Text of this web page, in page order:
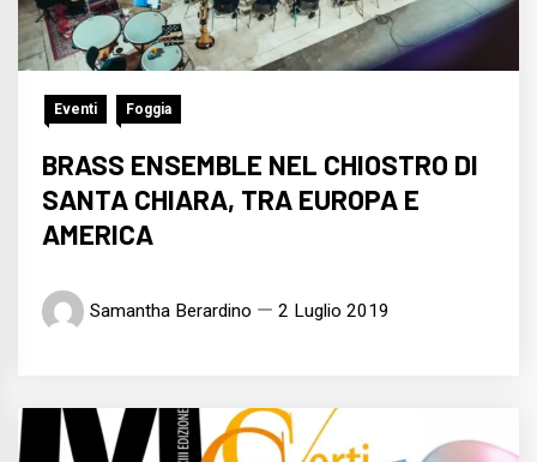
Eventi Foggia
BRASS ENSEMBLE NEL CHIOSTRO DI
SANTA CHIARA, TRA EUROPA E
AMERICA
Samantha Berardino 2 Luglio 2019